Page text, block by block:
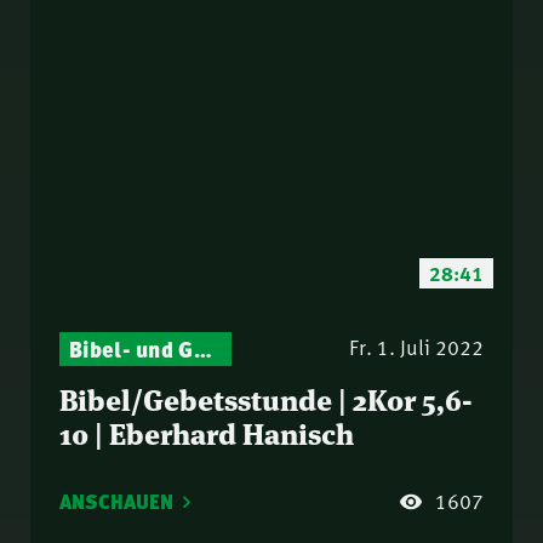
28:41
Bibel- und Gebetsstunde – Jeden Donnerstag neu: Vers-für-Vers-Auslegungen Fr. 1. Juli 2022
Bibel/Gebetsstunde | 2Kor 5,6-
10 | Eberhard Hanisch
ANSCHAUEN 1607